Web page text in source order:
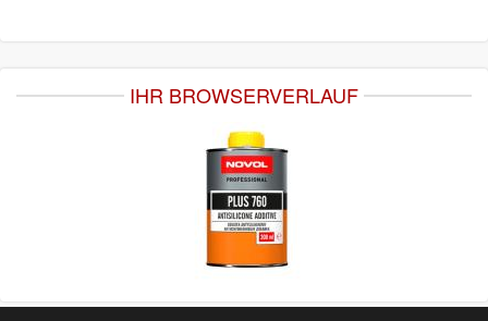
IHR BROWSERVERLAUF